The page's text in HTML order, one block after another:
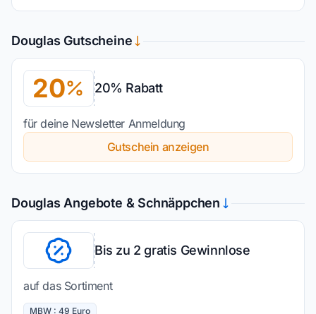
Douglas Gutscheine
20 20% Rabatt
für deine Newsletter Anmeldung
Gutschein anzeigen
Douglas Angebote & Schnäppchen
Bis zu 2 gratis Gewinnlose
auf das Sortiment
MBW : 49 Euro